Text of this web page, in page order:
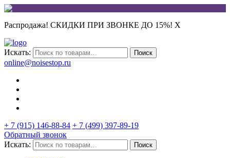
Распродажа! СКИДКИ ПРИ ЗВОНКЕ ДО 15%! X
Искать: Поиск
online@noisestop.ru
+ 7 (915) 146-88-84 + 7 (499) 397-89-19
Обратный звонок
Искать:
Поиск